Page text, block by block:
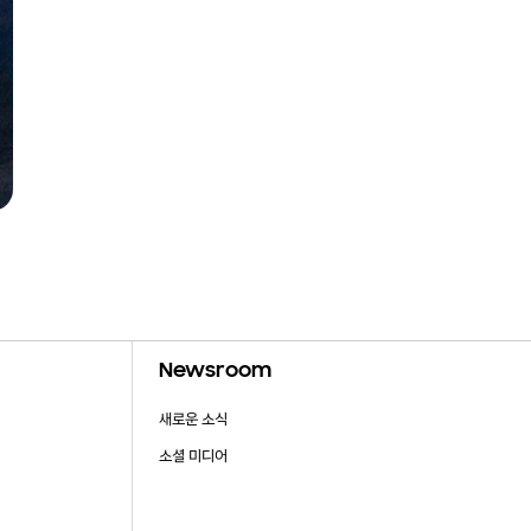
Newsroom
새로운 소식
소셜 미디어